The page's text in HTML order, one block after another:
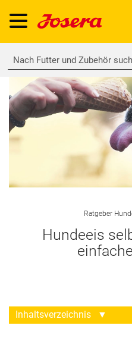
Ratgeber
Hundeeis
Inhaltsverzeichnis ▼